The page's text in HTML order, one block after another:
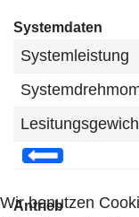
Systemdaten
Systemleistung
Antrieb
Wir benutzen